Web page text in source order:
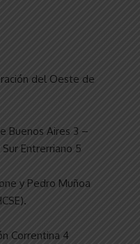
del Oeste de
Buenos Aires 3 –
Entrerriano 5
y Pedro Muñoa
Correntina 4